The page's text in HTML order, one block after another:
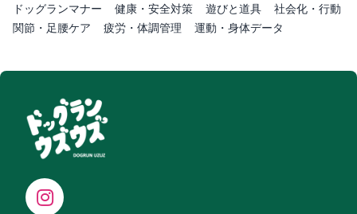
ドッグランマナー
健康・安全対策 遊びと道具
社会化・行動
関節・足腰ケア
疲労・体調管理 運動・身体データ